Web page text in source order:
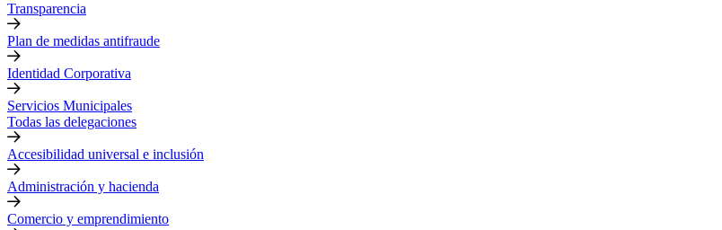
Transparencia
Plan de medidas antifraude
Identidad Corporativa
Servicios Municipales
Todas las delegaciones
Accesibilidad universal e inclusión
Administración y hacienda
Comercio y emprendimiento